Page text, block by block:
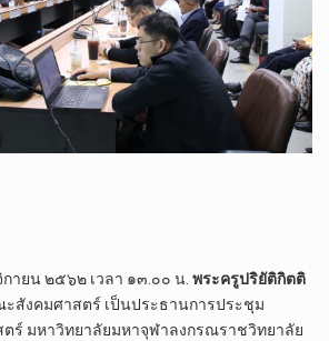
ายน ๒๕๖๒ เวลา ๑๓.๐๐ น. พระครูปริยัติกิตติ
สังคมศาสตร์ เป็นประธานการประชุม
ร์ มหาวิทยาลัยมหาจุฬาลงกรณราชวิทยาลัย